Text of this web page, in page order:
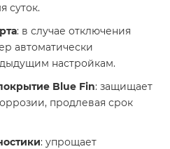
суток.
: в случае отключения
автоматически
настройкам.
Blue Fin: защищает
продлевая срок
: упрощает